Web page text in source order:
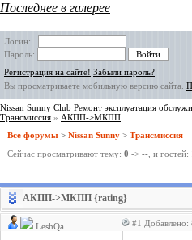
Последнее в галерее
Логин:
Пароль:
Регистрация на сайте! Забыли пароль?
Вы просматриваете мобильную версию сайта.
Nissan Sunny Club Ремонт эксплуатация
Трансмиссия » АКПП->МКПП
Все форумы > Nissan Sunny > Трансмиссия
Сейчас просматривают тему: 0 -> -- , и гостей:
АКПП->МКПП {rating}
LeshQa #1 Добавлено: